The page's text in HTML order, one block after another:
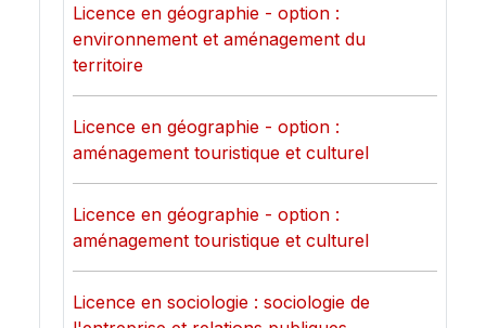
Licence en géographie - option :
environnement et aménagement du
territoire
Licence en géographie - option :
aménagement touristique et culturel
Licence en géographie - option :
aménagement touristique et culturel
Licence en sociologie : sociologie de